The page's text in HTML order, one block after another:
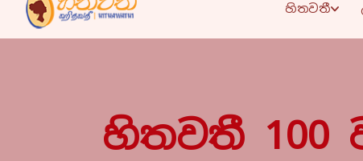
හිතවතී
හිතවතී 100